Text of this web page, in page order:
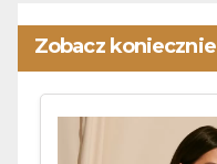
Zobacz koniecznie